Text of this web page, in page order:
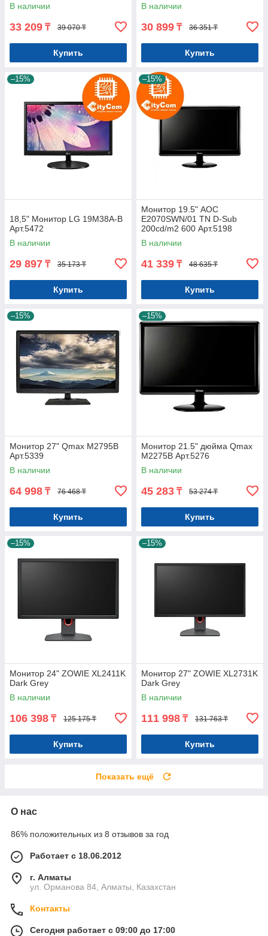
В наличии
33 209 ₸ 39 070 ₸
Купить
В наличии
30 899 ₸ 36 351 ₸
Купить
–15%
18,5" Монитор LG 19M38A-B
Арт.5472
В наличии
29 897 ₸ 35 173 ₸
Купить
–15%
Монитор 19.5" AOC
E2070SWN/01 TN D-Sub
200cd/m2 600 Арт.5198
В наличии
41 339 ₸ 48 635 ₸
Купить
–15%
Монитор 27" Qmax M2795B
Арт.5339
В наличии
64 998 ₸ 76 468 ₸
Купить
–15%
Монитор 21.5" дюйма Qmax
M2275B Арт.5276
В наличии
45 283 ₸ 53 274 ₸
Купить
–15%
Монитор 24" ZOWIE XL2411K
Dark Grey
В наличии
106 398 ₸ 125 175 ₸
Купить
–15%
Монитор 27" ZOWIE XL2731K
Dark Grey
В наличии
111 998 ₸ 131 763 ₸
Купить
Показать ещё
О нас
86% положительных из 8 отзывов за год
Работает с 18.06.2012
г. Алматы
ул. Орманова 84, Алматы, Казахстан
Контакты
Сегодня работает с 09:00 до 17:00